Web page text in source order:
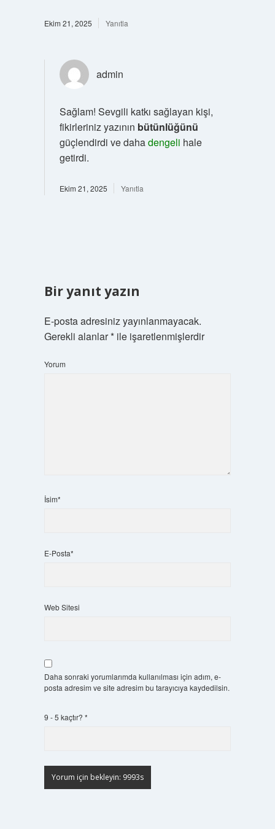
Ekim 21, 2025 Yanıtla
admin
Sağlam! Sevgili katkı sağlayan kişi,
fikirleriniz yazının bütünlüğünü
güçlendirdi ve dahadengeli hale
getirdi.
Ekim 21, 2025 Yanıtla
Bir yanıt yazın
E-posta adresiniz yayınlanmayacak.
Gerekli alanlar*ile işaretlenmişlerdir
Yorum
İsim*
E-Posta*
Web Sitesi
Daha sonraki yorumlarımda kullanılması için adım, e-
posta adresim ve site adresim bu tarayıcıya kaydedilsin.
9 - 5 kaçtır? *